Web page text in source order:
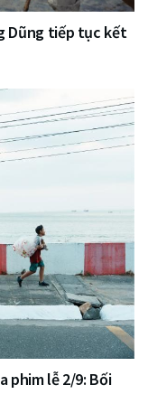
Dũng tiếp tục kết
phim lễ 2/9: Bối